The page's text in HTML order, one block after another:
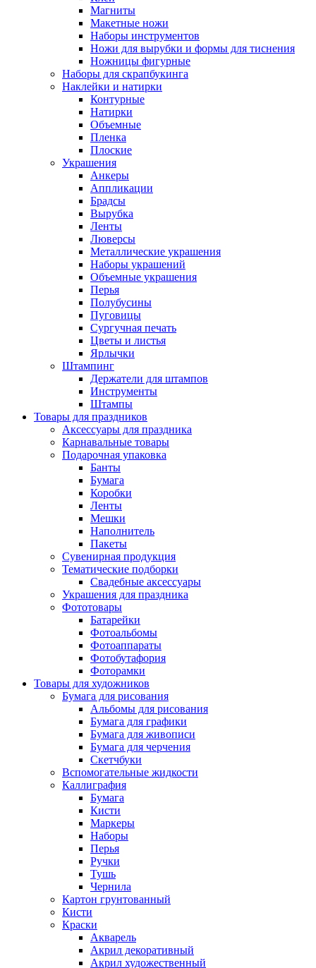
Магниты
Макетные ножи
Наборы инструментов
Ножи для вырубки и формы для тиснения
Ножницы фигурные
Наборы для скрапбукинга
Наклейки и натирки
Контурные
Натирки
Объемные
Пленка
Плоские
Украшения
Анкеры
Аппликации
Брадсы
Вырубка
Ленты
Люверсы
Металлические украшения
Наборы украшений
Объемные украшения
Перья
Полубусины
Пуговицы
Сургучная печать
Цветы и листья
Ярлычки
Штампинг
Держатели для штампов
Инструменты
Штампы
Товары для праздников
Аксессуары для праздника
Карнавальные товары
Подарочная упаковка
Банты
Бумага
Коробки
Ленты
Мешки
Наполнитель
Пакеты
Сувенирная продукция
Тематические подборки
Свадебные аксессуары
Украшения для праздника
Фототовары
Батарейки
Фотоальбомы
Фотоаппараты
Фотобутафория
Фоторамки
Товары для художников
Бумага для рисования
Альбомы для рисования
Бумага для графики
Бумага для живописи
Бумага для черчения
Скетчбуки
Вспомогательные жидкости
Каллиграфия
Бумага
Кисти
Маркеры
Наборы
Перья
Ручки
Тушь
Чернила
Картон грунтованный
Кисти
Краски
Акварель
Акрил декоративный
Акрил художественный